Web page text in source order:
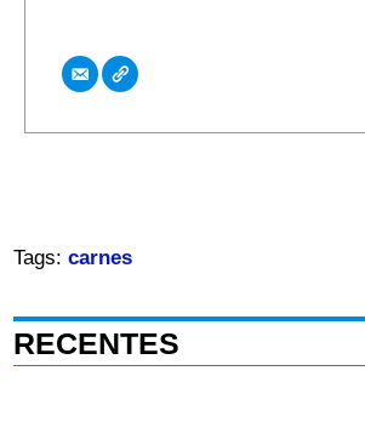
Tags: carnes
RECENTES